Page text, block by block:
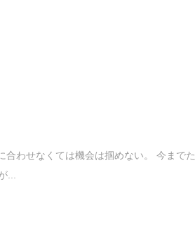
合わせなくては機会は掴めない。 今まで
...